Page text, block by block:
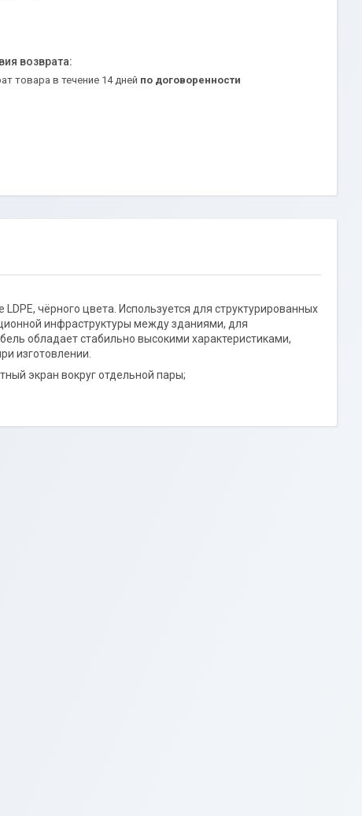
товара в течение 14 дней по договоренности
чёрного цвета. Используется для структурированных
инфраструктуры между зданиями, для
обладает стабильно высокими характеристиками,
изготовлении.
экран вокруг отдельной пары;